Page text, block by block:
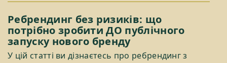
Ребрендинг без ризиків: що
потрібно зробити ДО публічного
запуску нового бренду
У цій статті ви дізнаєтесь про ребрендинг з